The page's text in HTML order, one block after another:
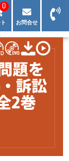
0
お問合せ